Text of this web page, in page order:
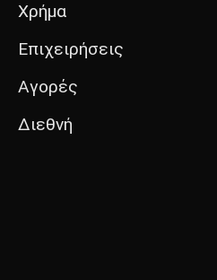
Χρήμα
Επιχειρήσεις
Αγορές
Διεθνή